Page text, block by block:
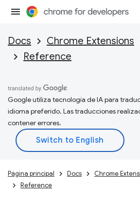
Docs Chrome Extensions
Reference
Google utiliza tecnología de IA para
idioma preferido. Las traducciones
contener errores.
Página principal Docs Chrome
Reference